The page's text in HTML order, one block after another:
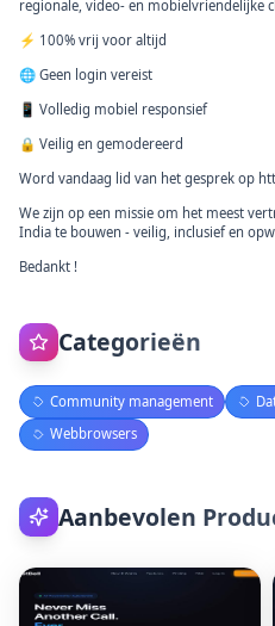
regionale, video- en mobielvriendelijke
⚡ 100% vrij voor altijd
🌐 Geen login vereist
📱 Volledig mobiel responsief
🔒 Veilig en gemodereerd
Word vandaag lid van het gesprek op
We zijn op een missie om het meest
India te bouwen - veilig, inclusief en
Bedankt !
Categorieën
Community management
Webbrowsers
Aanbevolen